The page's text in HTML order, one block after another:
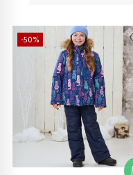
-50%